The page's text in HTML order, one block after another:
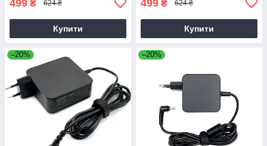
499 ₴ 624 ₴
Купити
499 ₴ 624 ₴
Купити
–20% –20%